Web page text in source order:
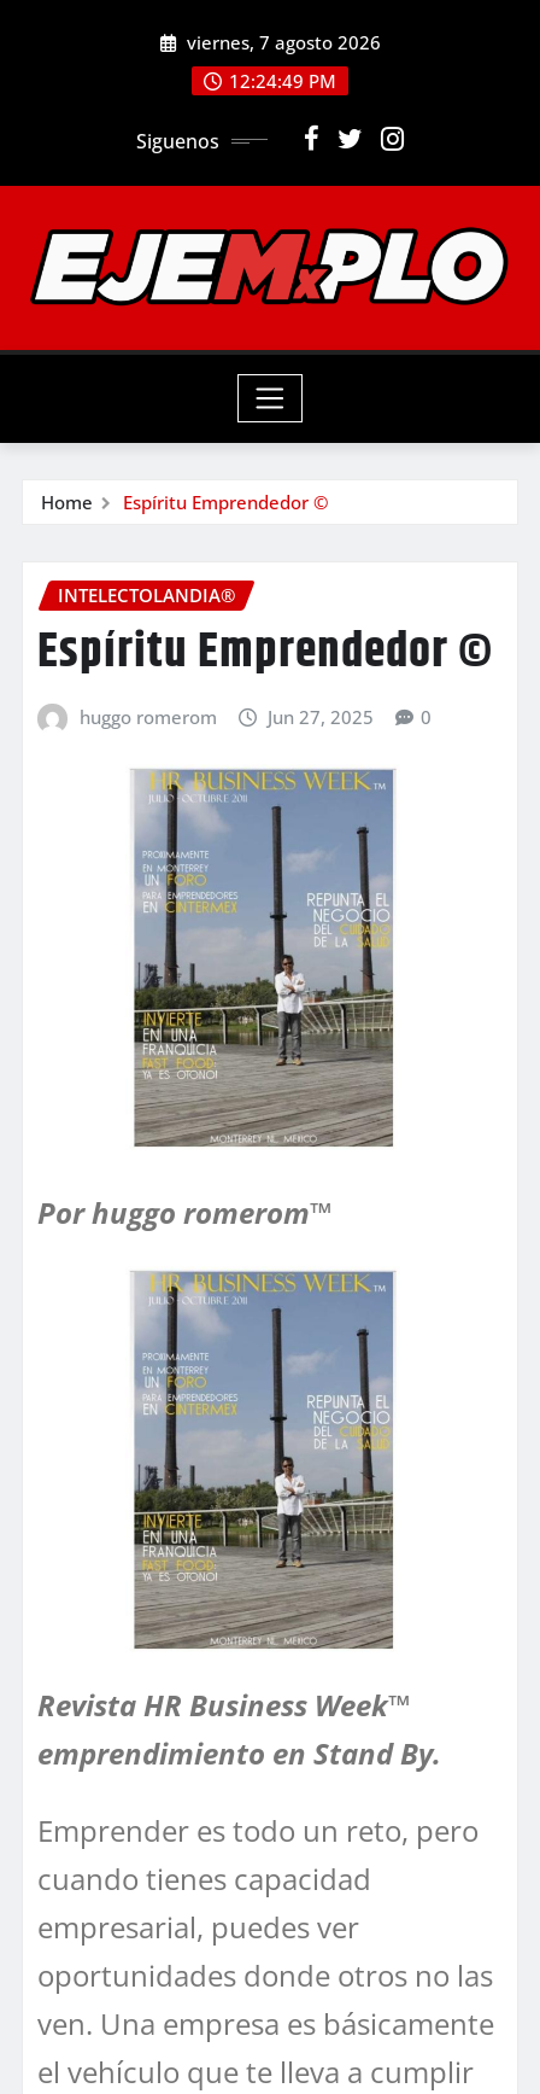
viernes, 7 agosto 2026
12:24:51 PM
Siguenos
Home Espíritu Emprendedor ©
INTELECTOLANDIA®
Espíritu Emprendedor ©
huggo romerom Jun 27, 2025 0
Por huggo romerom™
Revista HR Business Week™
emprendimiento en Stand By.
Emprender es todo un reto, pero
cuando tienes capacidad
empresarial, puedes ver
oportunidades donde otros no las
ven. Una empresa es básicamente
el vehículo que te lleva a cumplir